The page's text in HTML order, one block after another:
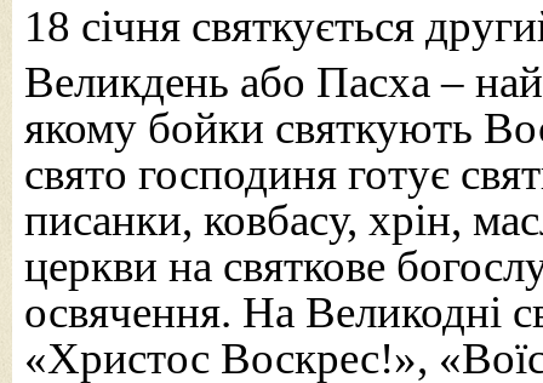
18 січня святкується
Великдень або Пасха –
якому бойки святкують
свято господиня готує
писанки, ковбасу, хрін,
церкви на святкове
освячення. На Великодні
«Христос Воскрес!»,